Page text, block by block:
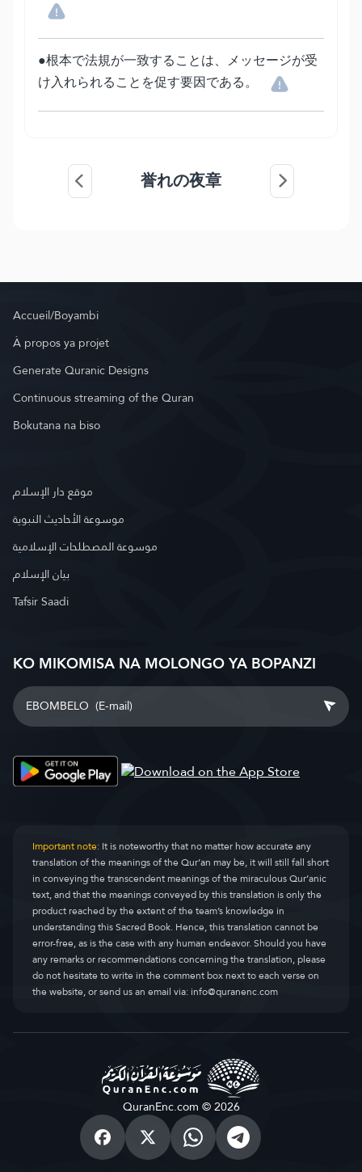
●根本で法規が一致することは、メッセージが受
け入れられることを促す要因である。
誉れの夜章
Accueil/Boyambi
À propos ya projet
Generate Quranic Designs
Continuous streaming of the Quran
Bokutana na biso
موقع دار الإسلام
موسوعة الأحاديث النبوية
موسوعة المصطلحات الإسلامية
بيان الإسلام
Tafsir Saadi
KO MIKOMISA NA MOLONGO YA BOPANZI
Important note:It is noteworthy that no matter how accurate any
translation of the meanings of the Qur’an may be, it will still fall short
in conveying the transcendent meanings of the miraculous Qur’anic
text, and that the meanings conveyed by this translation is only the
product reached by the extent of the team’s knowledge in
understanding this Sacred Book. Hence, this translation cannot be
error-free, as is the case with any human endeavor. Should you have
any remarks or recommendations concerning the translation, please
do not hesitate to write in the comment box next to each verse on
the website, or send us an email via:info@quranenc.com
QuranEnc.com © 2026